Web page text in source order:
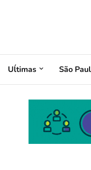
Uĺtimas São